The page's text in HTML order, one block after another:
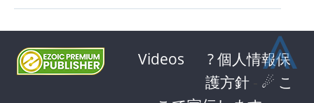
Videos
? 個人情報保
護方針- ☄ こ
⩓